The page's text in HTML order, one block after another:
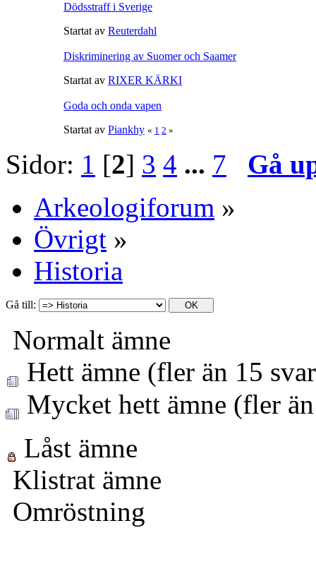
Dödsstraff i Sverige
Startat av Reuterdahl
Diskriminering av Suomer och Saamer
Startat av RIXER KÄRKI
Goda och onda vapen
Startat av Piankhy « 1 2 »
Sidor: 1 [2] 3 4 ... 7
Gå
Arkeologiforum »
Övrigt »
Historia
Gå till:
Normalt ämne
Hett ämne (fler än 15
Mycket hett ämne (fler
Låst ämne
Klistrat ämne
Omröstning